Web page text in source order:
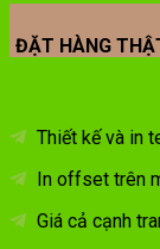
ĐẶT HÀNG
Thiết kế và in
In offset trên
Giá cả cạnh